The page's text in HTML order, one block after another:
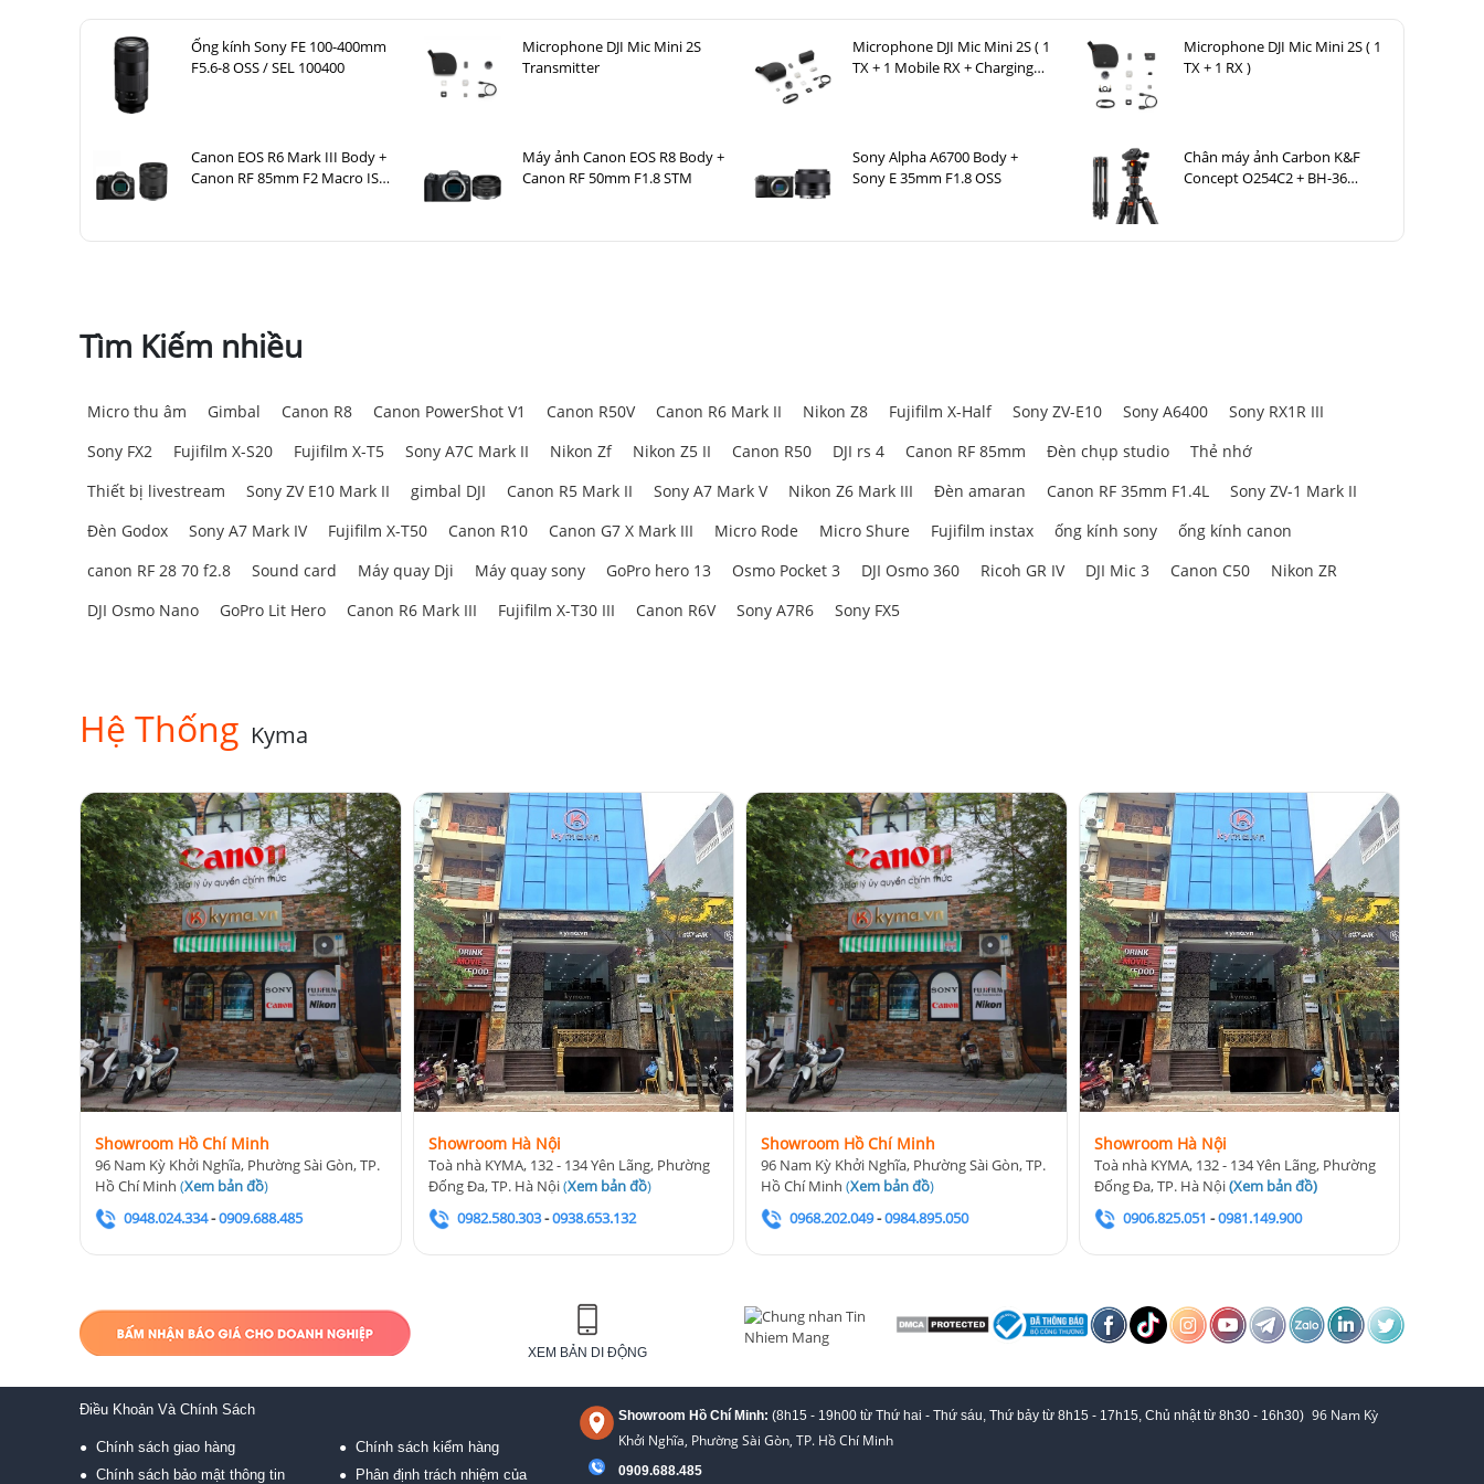
Ống kính Sony FE 100-400mm
F5.6-8 OSS / SEL 100400
Microphone DJI Mic Mini 2S
Transmitter
Microphone DJI Mic Mini 2S ( 1
TX + 1 Mobile RX + Charging
Microphone DJI Mic Mini 2S ( 1
TX + 1 RX )
Canon EOS R6 Mark III Body +
Canon RF 85mm F2 Macro IS
Máy ảnh Canon EOS R8 Body +
Canon RF 50mm F1.8 STM
Sony Alpha A6700 Body +
Sony E 35mm F1.8 OSS
Chân máy ảnh Carbon K&F
Concept O254C2 + BH-36
Tìm Kiếm nhiều
Micro thu âm Gimbal Canon R8 Canon PowerShot V1 Canon R50V Canon R6 Mark II Nikon Z8 Fujifilm X-Half Sony ZV-E10 Sony A6400
Sony RX1R III
Sony FX2
Fujifilm X-S20 Fujifilm X-T5 Sony A7C Mark II Nikon Zf Nikon Z5 II Canon R50 DJI rs 4 Canon RF 85mm Đèn chụp studio
Thẻ nhớ
Thiết bị livestream
Sony ZV E10 Mark II gimbal DJI Canon R5 Mark II Sony A7 Mark V Nikon Z6 Mark III Đèn amaran Canon RF 35mm F1.4L
Sony ZV-1 Mark II
Đèn Godox
Sony A7 Mark IV Fujifilm X-T50 Canon R10 Canon G7 X Mark III Micro Rode Micro Shure Fujifilm instax ống kính sony
ống kính canon
canon RF 28 70 f2.8
Sound card Máy quay Dji Máy quay sony GoPro hero 13 Osmo Pocket 3 DJI Osmo 360 Ricoh GR IV DJI Mic 3 Canon C50
Nikon ZR
DJI Osmo Nano
GoPro Lit Hero Canon R6 Mark III Fujifilm X-T30 III Canon R6V Sony A7R6 Sony FX5
Hệ Thống Kyma
Showroom Hồ Chí Minh
96 Nam Kỳ Khởi Nghĩa, Phường Sài Gòn, TP.
Hồ Chí Minh (Xem bản đồ)
0948.024.334-0909.688.485
Showroom Hà Nội
Toà nhà KYMA, 132 - 134 Yên Lãng, Phường
Đống Đa, TP. Hà Nội(Xem bản đồ)
0982.580.303-0938.653.132
Showroom Hồ Chí Minh
96 Nam Kỳ Khởi Nghĩa, Phường Sài Gòn, TP.
Hồ Chí Minh(Xem bản đồ)
0968.202.049-0984.895.050
Showroom Hà Nội
Toà nhà KYMA, 132 - 134 Yên Lãng, Phường
Đống Đa, TP. Hà Nội(Xem bản đồ)
0906.825.051 -0981.149.900
XEM BẢN DI ĐỘNG
Điều Khoản Và Chính Sách
● Chính sách giao hàng
● Chính sách bảo mật thông tin
● Chính sách kiểm hàng
● Phân định trách nhiệm của
Showroom Hồ Chí Minh: (8h15 - 19h00 từ Thứ hai - Thứ sáu, Thứ bảy từ 8h15 - 17h15, Chủ nhật từ 8h30 - 16h30) 96 Nam Kỳ
Khởi Nghĩa, Phường Sài Gòn, TP. Hồ Chí Minh
0909.688.485